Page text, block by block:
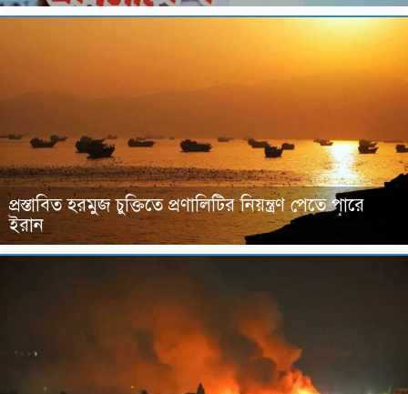
প্রস্তাবিত হরমুজ চুক্তিতে প্রণালিটির নিয়ন্ত্রণ পেতে পারে
ইরান